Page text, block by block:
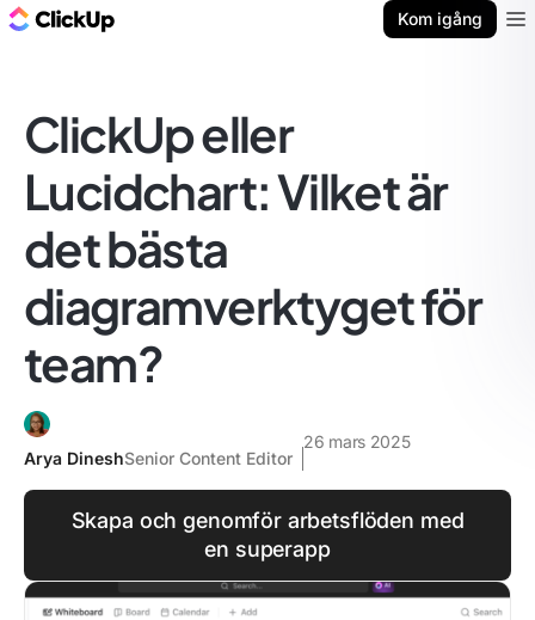
Kom igång
ClickUp eller
Lucidchart: Vilket är
det bästa
diagramverktyget för
team?
Arya DineshSenior Content Editor
26 mars 2025
Skapa och genomför arbetsflöden med
en superapp